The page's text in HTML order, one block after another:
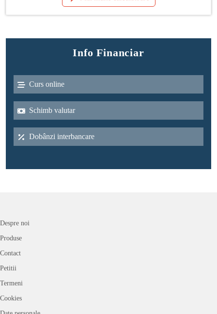
Info Financiar
Curs online
Schimb valutar
Dobânzi interbancare
Despre noi
Produse
Contact
Petitii
Termeni
Cookies